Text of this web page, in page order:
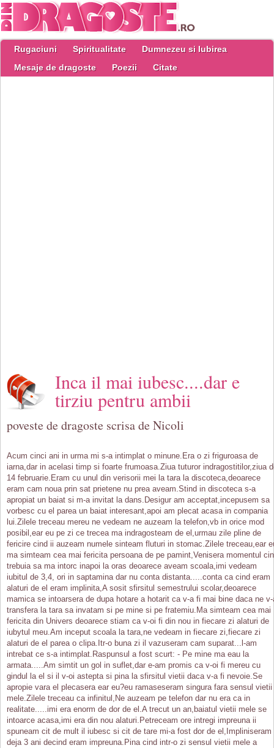
Rugaciuni Spiritualitate
Dumnezeu si Iubirea
Mesaje de dragoste
Poezii Citate
Inca il mai iubesc....dar e
tirziu pentru ambii
poveste de dragoste scrisa de Nicoli
Acum cinci ani in urma mi s-a intimplat o minune.Era o zi friguroasa de
iarna,dar in acelasi timp si foarte frumoasa.Ziua tuturor indragostitilor,ziua
14 februarie.Eram cu unul din verisorii mei la tara la discoteca,deoarece
eram cam noua prin sat prietene nu prea aveam.Stind in discoteca s-a
apropiat un baiat si m-a invitat la dans.Desigur am acceptat,incepusem sa
vorbesc cu el parea un baiat interesant,apoi am plecat acasa in compania
lui.Zilele treceau mereu ne vedeam ne auzeam la telefon,vb in orice mod
posibil,ear eu pe zi ce trecea ma indragosteam de el,urmau zile pline de
fericire cind ii auzeam numele sinteam fluturi in stomac.Zilele treceau,ear
ma simteam cea mai fericita persoana de pe pamint,Venisera momentul
trebuia sa ma intorc inapoi la oras deoarece aveam scoala,imi vedeam
iubitul de 3,4, ori in saptamina dar nu conta distanta.....conta ca cind eram
alaturi de el eram implinita,A sosit sfirsitul semestrului scolar,deoarece
mamica se intoarsera de dupa hotare a hotarit ca v-a fi mai bine daca ne v-
transfera la tara sa invatam si pe mine si pe fratemiu.Ma simteam cea mai
fericita din Univers deoarece stiam ca v-oi fi din nou in fiecare zi alaturi de
iubytul meu.Am inceput scoala la tara,ne vedeam in fiecare zi,fiecare zi
alaturi de el parea o clipa.Itr-o buna zi il vazuseram cam suparat...l-am
intrebat ce s-a intimplat.Raspunsul a fost scurt: - Pe mine ma eau la
armata.....Am simtit un gol in suflet,dar e-am promis ca v-oi fi mereu cu
gindul la el si il v-oi astepta si pina la sfirsitul vietii daca v-a fi nevoie.Se
apropie vara el plecasera ear eu?eu ramaseseram singura fara sensul vietii
mele.Zilele treceau ca infinitul,Ne auzeam pe telefon dar nu era ca in
realitate.....imi era enorm de dor de el.A trecut un an,baiatul vietii mele se
intoarce acasa,imi era din nou alaturi.Petreceam ore intregi impreuna ii
spuneam cit de mult il iubesc si cit de tare mi-a fost dor de el,Impliniseram
deja 3 ani decind eram impreuna.Pina cind intr-o zi sensul vietii mele a